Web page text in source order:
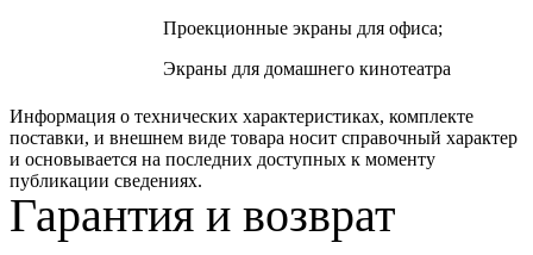
Проекционные экраны для офиса;
Экраны для домашнего кинотеатра
Информация о технических характеристиках, комплекте
поставки, и внешнем виде товара носит справочный характер
и основывается на последних доступных к моменту
публикации сведениях.
Гарантия и возврат